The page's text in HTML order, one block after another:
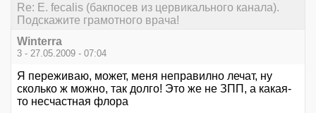
Re: E. fecalis (бакпосев из цервикального канала).
Подскажите грамотного врача!
Winterra
3 - 27.05.2009 - 07:04
Я переживаю, может, меня неправилно лечат, ну
сколько ж можно, так долго! Это же не ЗПП, а какая-
то несчастная флора